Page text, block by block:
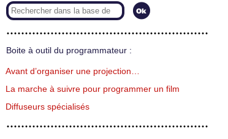
Boite à outil du programmateur :
Avant d’organiser une projection…
La marche à suivre pour programmer un film
Diffuseurs spécialisés